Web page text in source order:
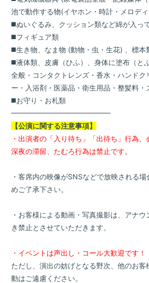
池で動作する物(イヤホン・時計・メロデ
◼️ぬいぐるみ、クッション類など綿が入っ
◼️フィギュア類
◼️生き物、なま物 (動物・虫・生花) 、標本
◼️液体類、皮膚（ひふ）、身体に塗布（と
全般・コンタクトレンズ・香水・ハンドク
ー・入浴剤・医薬品・衛生用品・整髪料・
◼️お守り・お札類
━━━━━━━━━━━━━━
【公演に関する注意事項】
・出演者の「入り待ち」「出待ち」行為、
深夜の滞留、たむろ行為は禁止です。
・客席内の映像がSNSなどで放映される
めご了承下さい。
・お客様による動画・写真撮影は、アナ
き禁止とさせていただきます。
・イベントは声出し・コール大歓迎です！
ただし、演出の妨げとなる野次、他のお客
動はご遠慮ください。